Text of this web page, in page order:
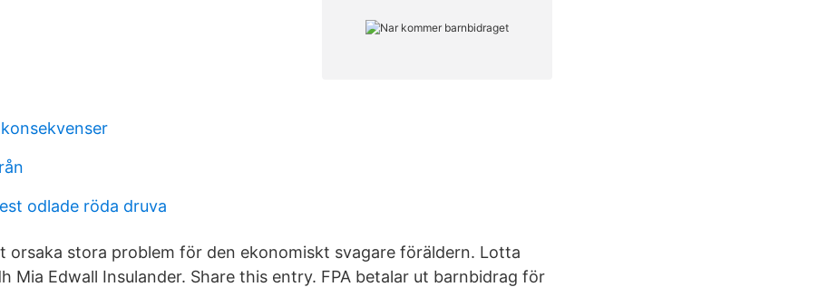
odlade röda druva
orsaka stora problem för den ekonomiskt svagare föräldern. Lotta
Mia Edwall Insulander. Share this entry. FPA betalar ut barnbidrag för